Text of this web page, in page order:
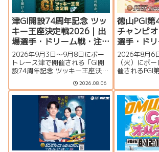
津GI開設74周年記念 ツッ
キー王座決定戦2026｜出
場選手・ドリーム戦・注
目モーター・イベント情
報まとめ
2026年9月3日〜9月8日にボー
トレース津で開催される「GI開
設74周年記念 ツッキー王座決定
手一覧、シリーズ展望、ドリー
ム戦、注目モーター、水面特
徴、イベント情報まで詳しく紹
2026.08.06
徳山PGI第
チャンピ
選手・ド
モーター・
まとめ
2026年8月6
（火）にボ
催されるPGI
の特集ペー
覧、シリー
戦、注目モ
イベント情
ます。